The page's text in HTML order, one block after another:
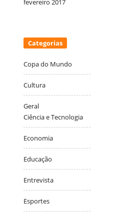
fevereiro 2017
Categorias
Copa do Mundo
Cultura
Geral
Ciência e Tecnologia
Economia
Educação
Entrevista
Esportes